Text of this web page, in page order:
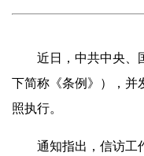
近日，中共中央、国
下简称《条例》），并
照执行。
通知指出，信访工作